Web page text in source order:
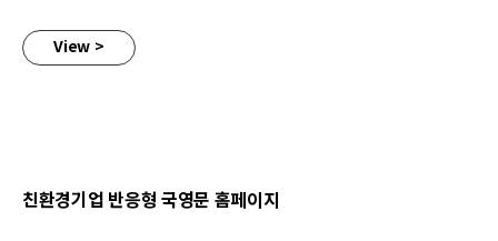
View >
친환경기업 반응형 국영문 홈페이지